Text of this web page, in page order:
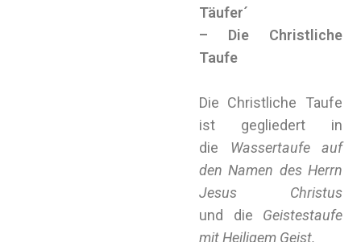
Täufer´
– Die Christliche
Taufe
Die Christliche Taufe
ist gegliedert in
die Wassertaufe auf
den Namen des Herrn
Jesus Christus
und
die Geistestaufe
mit Heiligem Geist.